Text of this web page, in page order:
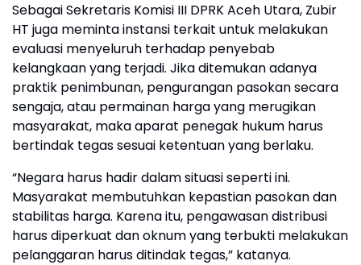
Sebagai Sekretaris Komisi III DPRK Aceh Utara, Zubir
HT juga meminta instansi terkait untuk melakukan
evaluasi menyeluruh terhadap penyebab
kelangkaan yang terjadi. Jika ditemukan adanya
praktik penimbunan, pengurangan pasokan secara
sengaja, atau permainan harga yang merugikan
masyarakat, maka aparat penegak hukum harus
bertindak tegas sesuai ketentuan yang berlaku.
“Negara harus hadir dalam situasi seperti ini.
Masyarakat membutuhkan kepastian pasokan dan
stabilitas harga. Karena itu, pengawasan distribusi
harus diperkuat dan oknum yang terbukti melakukan
pelanggaran harus ditindak tegas,” katanya.